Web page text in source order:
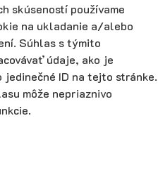
skúseností používame
na ukladanie a/alebo
Súhlas s týmito
údaje, ako je
ID na tejto stránke.
môže nepriaznivo